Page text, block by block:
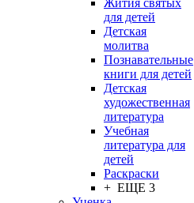
Жития святых
для детей
Детская
молитва
Познавательные
книги для детей
Детская
художественная
литература
Учебная
литература для
детей
Раскраски
+ ЕЩЕ 3